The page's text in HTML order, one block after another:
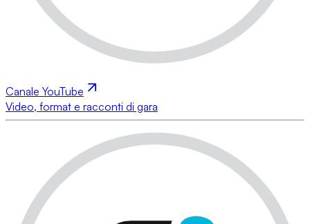
Canale YouTube
Video, format e racconti di gara